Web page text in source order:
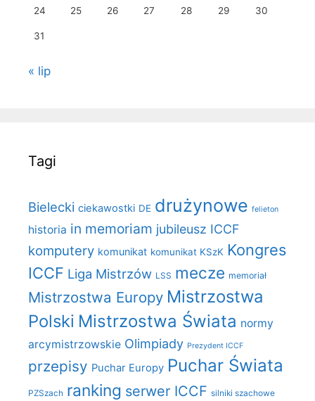
24 25 26 27 28 29 30
31
« lip
Tagi
Bielecki ciekawostki DE drużynowe felieton
historia in memoriam jubileusz ICCF
komputery komunikat komunikat KSzK Kongres
ICCF Liga Mistrzów LSS mecze memoriał
Mistrzostwa Europy Mistrzostwa
Polski Mistrzostwa Świata normy
arcymistrzowskie Olimpiady Prezydent ICCF
przepisy Puchar Europy Puchar Świata
PZSzach ranking serwer ICCF silniki szachowe